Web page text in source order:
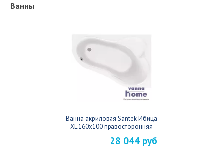
Ванны
Ванна акриловая Santek Ибица
XL 160x100 правосторонняя
28 044 руб